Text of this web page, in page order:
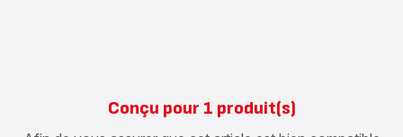
Conçu pour 1 produit(s)